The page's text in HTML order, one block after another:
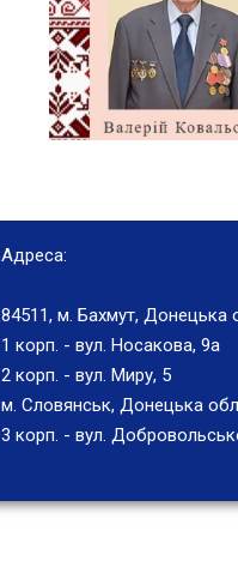
Адреса:
84511, м. Бахмут, Донецька
1 корп. - вул. Носакова, 9а
2 корп. - вул. Миру, 5
м. Словянськ, Донецька
3 корп. - вул.